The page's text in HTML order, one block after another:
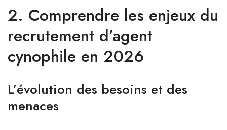
2. Comprendre les enjeux du
recrutement d’agent
cynophile en 2026
L’évolution des besoins et des
menaces